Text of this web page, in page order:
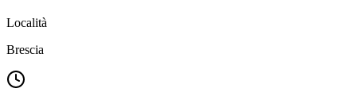
Località
Brescia